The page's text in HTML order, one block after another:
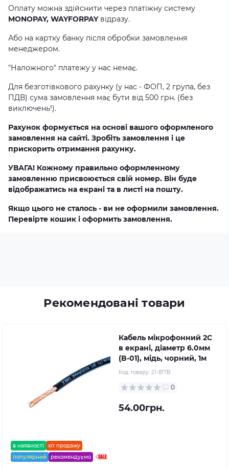
Оплату можна здійснити через платіжну систему
MONOPAY, WAYFORPAYвідразу.
Або на картку банку після обробки замовлення
менеджером.
"Наложного" платежу у нас немає.
Для безготівкового рахунку (у нас - ФОП, 2 група, без
ПДВ) сума замовлення має бути від 500 грн. (без
виключень!).
Рахунок формується на основі вашого оформленого
замовлення на сайті. Зробіть замовлення і це
прискорить отримання рахунку.
УВАГА! Кожному правильно оформленному
замовленню присвоюється свій номер. Він буде
відображатись на екрані та в листі на пошту.
Якщо цього не сталось - ви не оформили замовлення.
Перевірте кошик і оформить замовлення.
Рекомендовані товари
в наявності
хіт продажу
популярний
рекомендуємо
Кабель мікрофонний 2C
в екрані, діаметр 6.0мм
(B-01), мідь, чорний, 1м
Код товару: 21-817B
0
54.00грн.